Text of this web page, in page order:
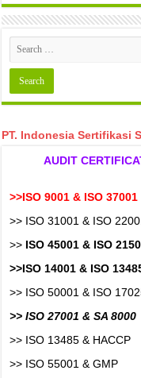
PT. Indonesia Sertifikasi
AUDIT
>>ISO 9001 & ISO 37001
>> ISO 31001 & ISO
>> ISO 45001 & ISO
>>ISO 14001 & ISO
>> ISO 50001 & ISO
>> ISO 27001 & SA 8000
>> ISO 13485 & HACCP
>> ISO 55001 & GMP